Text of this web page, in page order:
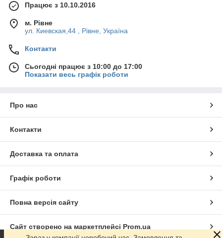
Працює з 10.10.2016
м. Рівне
ул. Киевская,44 , Рівне, Україна
Контакти
Сьогодні працює з 10:00 до 17:00
Показати весь графік роботи
Про нас
Контакти
Доставка та оплата
Графік роботи
Повна версія сайту
Сайт створено на маркетплейсі Prom.ua